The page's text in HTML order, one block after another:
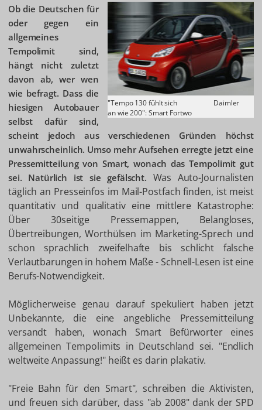
"Tempo 130 fühlt sich
Daimler
an wie 200": Smart Fortwo
Ob die Deutschen für
oder gegen ein
allgemeines
Tempolimit sind,
hängt nicht zuletzt
davon ab, wer wen
wie befragt. Dass die
hiesigen Autobauer
selbst dafür sind,
scheint jedoch aus verschiedenen Gründen höchst
unwahrscheinlich. Umso mehr Aufsehen erregte jetzt eine
Pressemitteilung von Smart, wonach das Tempolimit gut
sei. Natürlich ist sie gefälscht. Was Auto-Journalisten
täglich an Presseinfos im Mail-Postfach finden, ist meist
quantitativ und qualitativ eine mittlere Katastrophe:
Über 30seitige Pressemappen, Belangloses,
Übertreibungen, Worthülsen im Marketing-Sprech und
schon sprachlich zweifelhafte bis schlicht falsche
Verlautbarungen in hohem Maße - Schnell-Lesen ist eine
Berufs-Notwendigkeit.
Möglicherweise genau darauf spekuliert haben jetzt
Unbekannte, die eine angebliche Pressemitteilung
versandt haben, wonach Smart Befürworter eines
allgemeinen Tempolimits in Deutschland sei. "Endlich
weltweite Anpassung!" heißt es darin plakativ.
"Freie Bahn für den Smart", schreiben die Aktivisten,
und freuen sich darüber, dass "ab 2008" dank der SPD